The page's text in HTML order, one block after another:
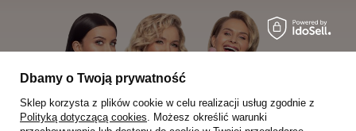
Dbamy o Twoją prywatność
Sklep korzysta z plików cookie w celu realizacji usług zgodnie z
Polityką dotyczącą cookies. Możesz określić warunki